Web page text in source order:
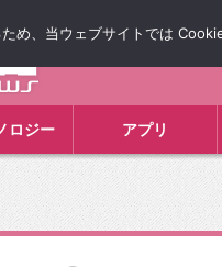
ロジー アプリ
め、当ウェブサイトでは